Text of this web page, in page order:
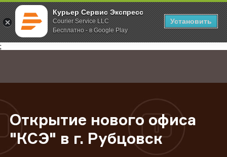
Курьер Сервис Экспресс
Courier Service LLC
Бесплатно - в Google Play
Установить
;
Главная О компании Новости Открытие нового офиса "КСЭ" в
Открытие нового офиса
"КСЭ" в г. Рубцовск